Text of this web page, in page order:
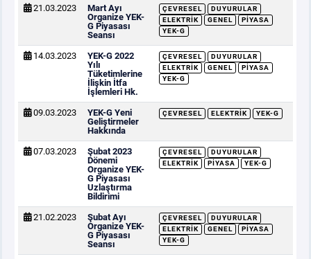
21.03.2023
Mart Ayı
Organize YEK-
G Piyasası
Seansı
ÇEVRESEL
DUYURULAR
ELEKTRIK
GENEL
PIYASA
YEK-G
14.03.2023
YEK-G 2022
Yılı
Tüketimlerine
İlişkin İtfa
İşlemleri Hk.
ÇEVRESEL
DUYURULAR
ELEKTRIK
GENEL
PIYASA
YEK-G
09.03.2023
YEK-G Yeni
Geliştirmeler
Hakkında
ÇEVRESEL ELEKTRIK YEK-G
07.03.2023
Şubat 2023
Dönemi
Organize YEK-
G Piyasası
Uzlaştırma
Bildirimi
ÇEVRESEL
DUYURULAR
ELEKTRIK
PIYASA YEK-G
21.02.2023
Şubat Ayı
Organize YEK-
G Piyasası
Seansı
ÇEVRESEL
DUYURULAR
ELEKTRIK
GENEL
PIYASA
YEK-G